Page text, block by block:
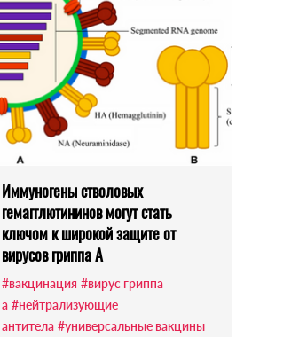
Иммуногены стволовых
гемагглютининов могут стать
ключом к широкой защите от
вирусов гриппа А
#вакцинация #вирус гриппа
а #нейтрализующие
антитела #универсальные вакцины